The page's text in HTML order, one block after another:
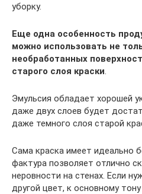
уборку.
Еще одна особенность
можно использовать не
необработанных
старого слоя краски.
Эмульсия обладает хорошей
даже двух слоев будет
даже темного слоя старой
Сама краска имеет идеально
фактура позволяет отлично
неровности на стенах. Если
другой цвет, к основному